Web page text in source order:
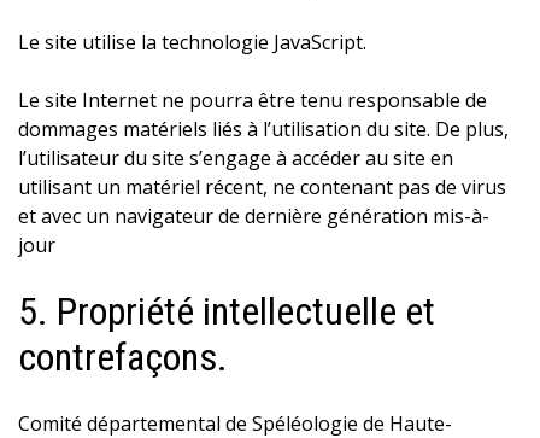
Le site utilise la technologie JavaScript.
Le site Internet ne pourra être tenu responsable de
dommages matériels liés à l’utilisation du site. De plus,
l’utilisateur du site s’engage à accéder au site en
utilisant un matériel récent, ne contenant pas de virus
et avec un navigateur de dernière génération mis-à-
jour
5. Propriété intellectuelle et
contrefaçons.
Comité départemental de Spéléologie de Haute-